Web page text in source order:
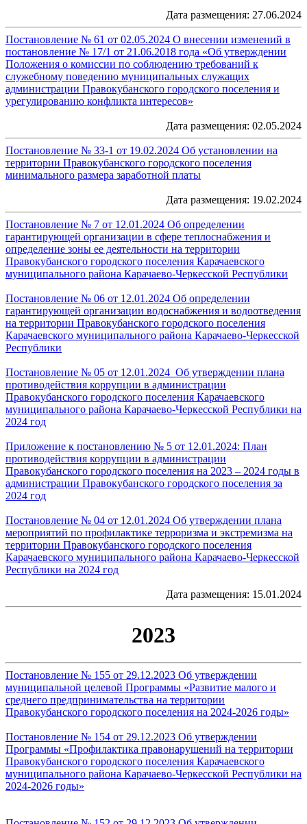
Дата размещения: 27.06.2024
Постановление № 61 от 02.05.2024 О внесении изменений в
постановление № 17/1 от 21.06.2018 года «Об утверждении
Положения о комиссии по соблюдению требований к
служебному поведению муниципальных служащих
администрации Правокубанского городского поселения и
урегулированию конфликта интересов»
Дата размещения: 02.05.2024
Постановление № 33-1 от 19.02.2024 Об установлении на
территории Правокубанского городского поселения
минимального размера заработной платы
Дата размещения: 19.02.2024
Постановление № 7 от 12.01.2024 Об определении
гарантирующей организации в сфере теплоснабжения и
определение зоны ее деятельности на территории
Правокубанского городского поселения Карачаевского
муниципального района Карачаево-Черкесской Республики
Постановление № 06 от 12.01.2024 Об определении
гарантирующей организации водоснабжения и водоотведения
на территории Правокубанского городского поселения
Карачаевского муниципального района Карачаево-Черкесской
Республики
Постановление № 05 от 12.01.2024 Об утверждении плана
противодействия коррупции в администрации
Правокубанского городского поселения Карачаевского
муниципального района Карачаево-Черкесской Республики на
2024 год
Приложение к постановлению № 5 от 12.01.2024: План
противодействия коррупции в администрации
Правокубанского городского поселения на 2023 – 2024 годы в
администрации Правокубанского городского поселения за
2024 год
Постановление № 04 от 12.01.2024 Об утверждении плана
мероприятий по профилактике терроризма и экстремизма на
территории Правокубанского городского поселения
Карачаевского муниципального района Карачаево-Черкесской
Республики на 2024 год
Дата размещения: 15.01.2024
2023
Постановление № 155 от 29.12.2023 Об утверждении
муниципальной целевой Программы «Развитие малого и
среднего предпринимательства на территории
Правокубанского городского поселения на 2024-2026 годы»
Постановление № 154 от 29.12.2023 Об утверждении
Программы «Профилактика правонарушений на территории
Правокубанского городского поселения Карачаевского
муниципального района Карачаево-Черкесской Республики на
2024-2026 годы»